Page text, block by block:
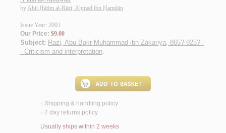
byAbū Ḥātim al-Rāzī, Aḥmad ibn Ḥamdān
Issue Year: 2003
Our Price: $9.00
Subject: Razi, Abu Bakr Muhammad ibn Zakariya, 865?-925? -
- Criticism and interpretation.
< Shipping & handling policy
< 7 day returns policy
Usually ships within 2 weeks